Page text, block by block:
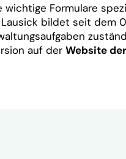
wichtige Formulare
bildet seit dem
auf der Website